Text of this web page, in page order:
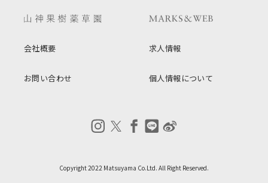
会社概要 求人情報
お問い合わせ 個人情報について
Copyright 2022 Matsuyama Co.Ltd. All Right Reserved.